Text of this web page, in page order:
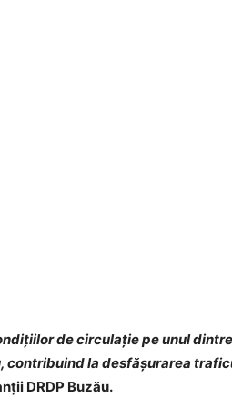
de circulație pe unul
contribuind la desfășurarea
DRDP Buzău.